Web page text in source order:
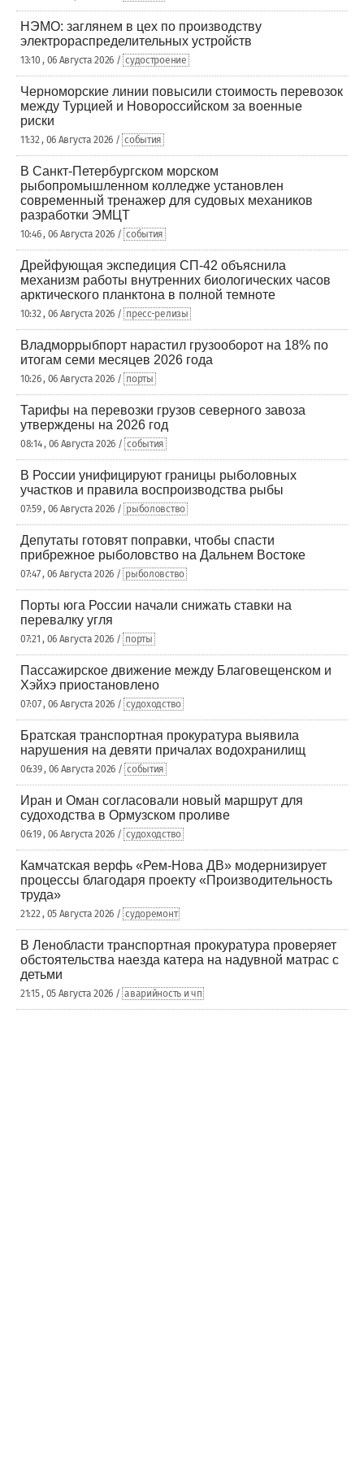
НЭМО: заглянем в цех по производству
электрораспределительных устройств
13:10 , 06 Августа 2026 / судостроение
Черноморские линии повысили стоимость перевозок
между Турцией и Новороссийском за военные
риски
11:32 , 06 Августа 2026 / события
В Санкт-Петербургском морском
рыбопромышленном колледже установлен
современный тренажер для судовых механиков
разработки ЭМЦТ
10:46 , 06 Августа 2026 / события
Дрейфующая экспедиция СП-42 объяснила
механизм работы внутренних биологических часов
арктического планктона в полной темноте
10:32 , 06 Августа 2026 / пресс-релизы
Владморрыбпорт нарастил грузооборот на 18% по
итогам семи месяцев 2026 года
10:26 , 06 Августа 2026 / порты
Тарифы на перевозки грузов северного завоза
утверждены на 2026 год
08:14 , 06 Августа 2026 / события
В России унифицируют границы рыболовных
участков и правила воспроизводства рыбы
07:59 , 06 Августа 2026 / рыболовство
Депутаты готовят поправки, чтобы спасти
прибрежное рыболовство на Дальнем Востоке
07:47 , 06 Августа 2026 / рыболовство
Порты юга России начали снижать ставки на
перевалку угля
07:21 , 06 Августа 2026 / порты
Пассажирское движение между Благовещенском и
Хэйхэ приостановлено
07:07 , 06 Августа 2026 / судоходство
Братская транспортная прокуратура выявила
нарушения на девяти причалах водохранилищ
06:39 , 06 Августа 2026 / события
Иран и Оман согласовали новый маршрут для
судоходства в Ормузском проливе
06:19 , 06 Августа 2026 / судоходство
Камчатская верфь «Рем-Нова ДВ» модернизирует
процессы благодаря проекту «Производительность
труда»
21:22 , 05 Августа 2026 / судоремонт
В Ленобласти транспортная прокуратура проверяет
обстоятельства наезда катера на надувной матрас с
детьми
21:15 , 05 Августа 2026 / аварийность и чп